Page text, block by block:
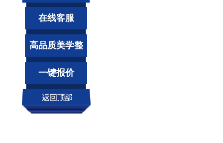
在线客服
高品质美学整
装
一键报价